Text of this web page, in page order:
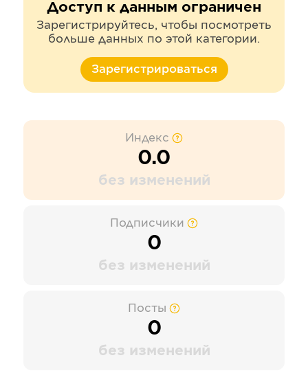
Доступ к данным ограничен
Зарегистрируйтесь, чтобы посмотреть
больше данных по этой категории.
Зарегистрироваться
Индекс
0.0
без изменений
Подписчики
0
без изменений
Посты
0
без изменений